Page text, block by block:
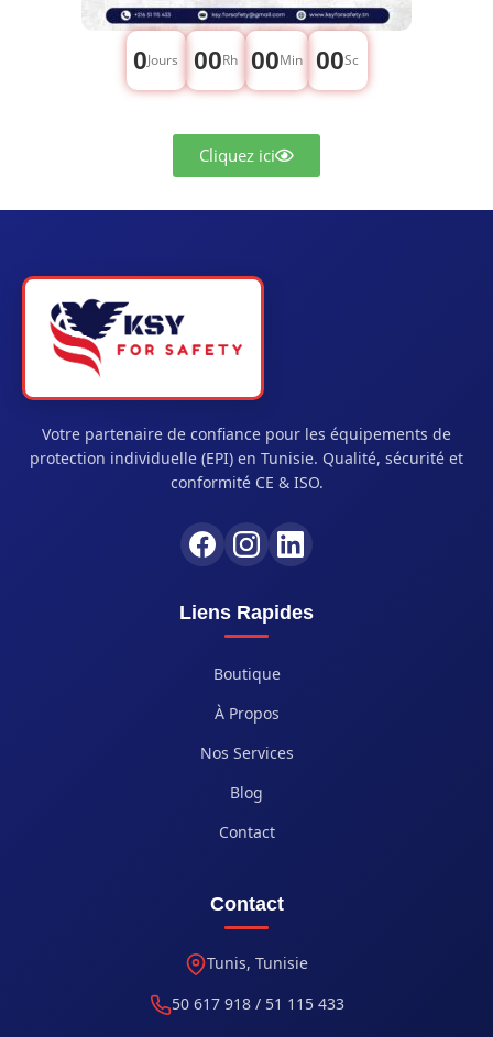
0Jours 00Rh 00Min 00Sc
Cliquez ici
Votre partenaire de confiance pour les équipements de
protection individuelle (EPI) en Tunisie. Qualité, sécurité et
conformité CE & ISO.
Liens Rapides
Boutique
À Propos
Nos Services
Blog
Contact
Contact
Tunis, Tunisie
50 617 918 / 51 115 433